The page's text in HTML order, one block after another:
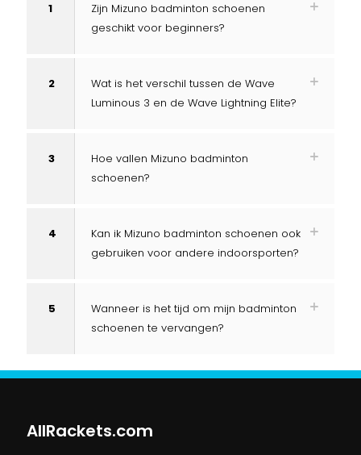
1
Zijn Mizuno badminton schoenen
geschikt voor beginners?
2
Wat is het verschil tussen de Wave
Luminous 3 en de Wave Lightning Elite?
3
Hoe vallen Mizuno badminton
schoenen?
4
Kan ik Mizuno badminton schoenen ook
gebruiken voor andere indoorsporten?
5
Wanneer is het tijd om mijn badminton
schoenen te vervangen?
AllRackets.com